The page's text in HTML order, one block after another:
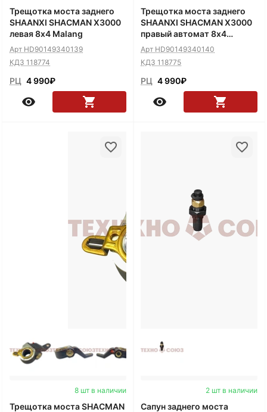
Трещотка моста заднего
SHAANXI SHACMAN X3000
левая 8x4 Malang
Арт HD90149340139
КДЗ 118774
РЦ 4 990₽
Трещотка моста заднего
SHAANXI SHACMAN X3000
правый автомат 8x4
Malang
Арт HD90149340140
КДЗ 118775
РЦ 4 990₽
8 шт в наличии
Трещотка моста SHACMAN
2 шт в наличии
Сапун заднего моста